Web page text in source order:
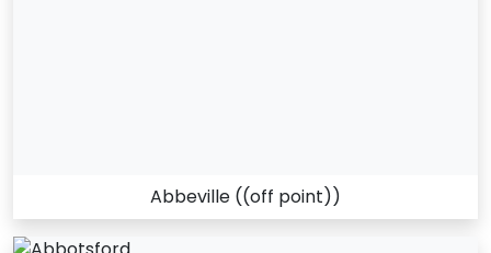
Abbeville ((off point))